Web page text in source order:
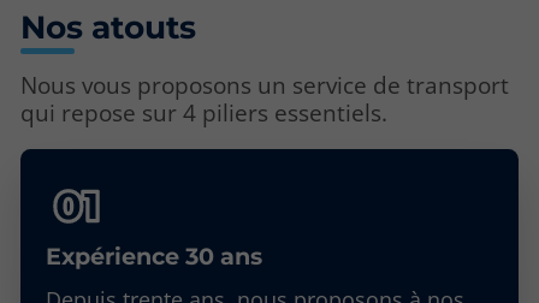
Nos atouts
Nous vous proposons un service de transport
qui repose sur 4 piliers essentiels.
Expérience 30 ans